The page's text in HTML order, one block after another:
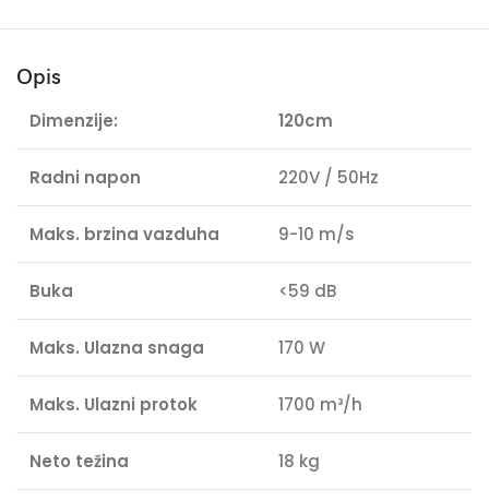
Opis
Dimenzije: 120cm
Radni napon 220V / 50Hz
Maks. brzina vazduha 9-10 m/s
Buka <59 dB
Maks. Ulazna snaga 170 W
Maks. Ulazni protok 1700 m³/h
Neto težina 18 kg